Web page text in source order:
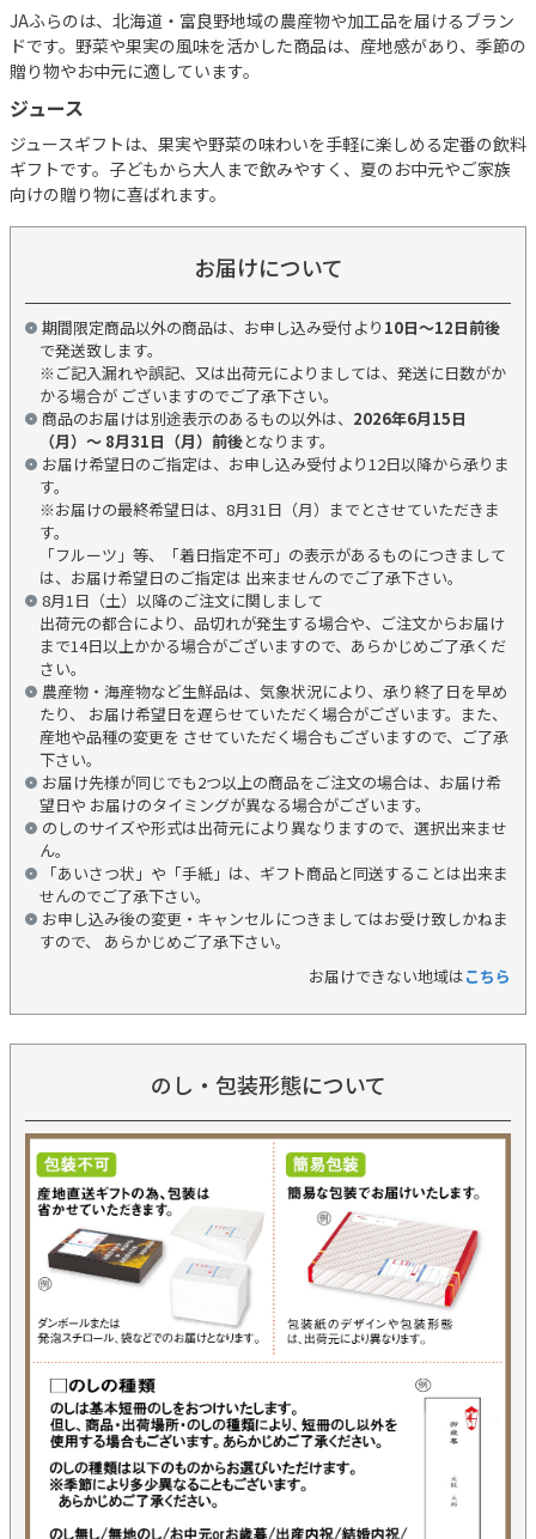
JAふらのは、北海道・富良野地域の農産物や加工品を届けるブラン
ドです。野菜や果実の風味を活かした商品は、産地感があり、季節の
贈り物やお中元に適しています。
ジュース
ジュースギフトは、果実や野菜の味わいを手軽に楽しめる定番の飲料
ギフトです。子どもから大人まで飲みやすく、夏のお中元やご家族
向けの贈り物に喜ばれます。
お届けについて
期間限定商品以外の商品は、お申し込み受付より 10日～12日前後
で発送致します。
※ご記入漏れや誤記、又は出荷元によりましては、発送に日数がか
かる場合が ございますのでご了承下さい。
商品のお届けは別途表示のあるもの以外は、 2026年6月15日
（月）～ 8月31日（月）前後となります。
お届け希望日のご指定は、お申し込み受付より12日以降から承りま
す。
※お届けの最終希望日は、8月31日（月）までとさせていただきま
す。
「フルーツ」等、「着日指定不可」の表示があるものにつきまして
は、お届け希望日のご指定は 出来ませんのでご了承下さい。
8月1日（土）以降のご注文に関しまして
出荷元の都合により、品切れが発生する場合や、ご注文からお届け
まで14日以上かかる場合がございますので、あらかじめご了承くだ
さい。
農産物・海産物など生鮮品は、気象状況により、承り終了日を早め
たり、 お届け希望日を遅らせていただく場合がございます。また、
産地や品種の変更を させていただく場合もございますので、ご了承
下さい。
お届け先様が同じでも2つ以上の商品をご注文の場合は、お届け希
望日や お届けのタイミングが異なる場合がございます。
のしのサイズや形式は出荷元により異なりますので、選択出来ませ
ん。
「あいさつ状」や「手紙」は、ギフト商品と同送することは出来ま
せんのでご了承下さい。
お申し込み後の変更・キャンセルにつきましてはお受け致しかねま
すので、 あらかじめご了承下さい。
お届けできない地域はこちら
のし・包装形態について